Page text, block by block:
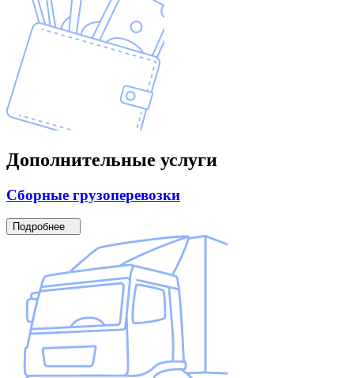
Дополнительные услуги
Сборные грузоперевозки
Подробнее